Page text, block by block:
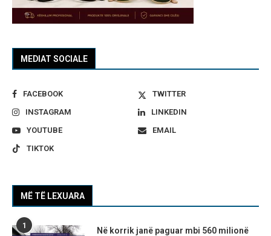
MEDIAT SOCIALE
FACEBOOK
TWITTER
INSTAGRAM
LINKEDIN
YOUTUBE
EMAIL
TIKTOK
MË TË LEXUARA
1
Në korrik janë paguar mbi 560 milionë